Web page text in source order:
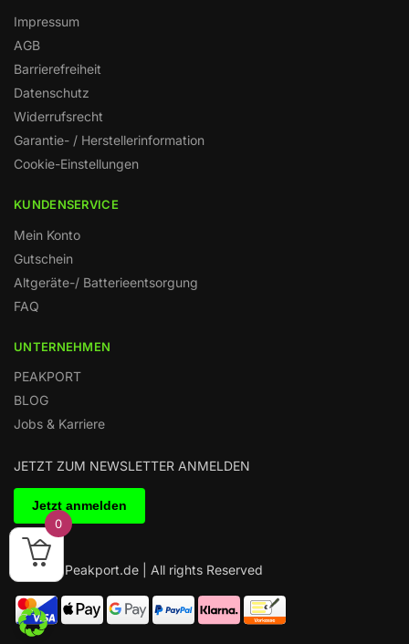
Impressum
AGB
Barrierefreiheit
Datenschutz
Widerrufsrecht
Garantie- / Herstellerinformation
Cookie-Einstellungen
KUNDENSERVICE
Mein Konto
Gutschein
Altgeräte-/ Batterieentsorgung
FAQ
UNTERNEHMEN
PEAKPORT
BLOG
Jobs & Karriere
JETZT ZUM NEWSLETTER ANMELDEN
© 2025 Peakport.de | All rights Reserved
0